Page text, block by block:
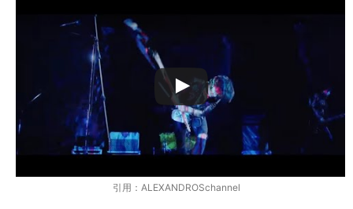
引用：ALEXANDROSchannel